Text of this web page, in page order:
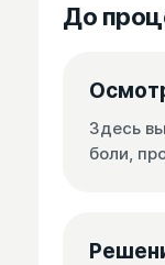
До
Здесь
боли,